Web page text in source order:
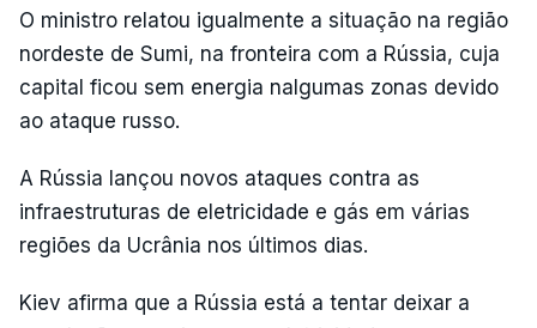
O ministro relatou igualmente a situação na região
nordeste de Sumi, na fronteira com a Rússia, cuja
capital ficou sem energia nalgumas zonas devido
ao ataque russo.
A Rússia lançou novos ataques contra as
infraestruturas de eletricidade e gás em várias
regiões da Ucrânia nos últimos dias.
Kiev afirma que a Rússia está a tentar deixar a